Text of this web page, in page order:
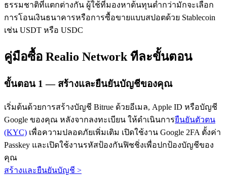
Bitrue
พันธมิตร Bitrue
ธรรมชาติที่แตกต่างกัน ผู้ใช้ที่มองหาต้นทุนต่ำกว่ามักจะเลือก
การโอนเงินธนาคารหรือการซื้อขายแบบสปอตด้วย Stablecoin
เช่น USDT หรือ USDC
คู่มือซื้อ Realio Network ทีละขั้นตอน
ขั้นตอน 1 — สร้างและยืนยันบัญชีของคุณ
เริ่มต้นด้วยการสร้างบัญชี Bitrue ด้วยอีเมล, Apple ID หรือบัญชี
Google ของคุณ หลังจากลงทะเบียน ให้ดำเนินการยืนยันตัวตน
(KYC) เพื่อความปลอดภัยเพิ่มเติม เปิดใช้งาน Google 2FA ตั้งค่า
Passkey และเปิดใช้งานรหัสป้องกันฟิชชิ่งเพื่อปกป้องบัญชีของ
คุณ
สร้างและยืนยันบัญชี >